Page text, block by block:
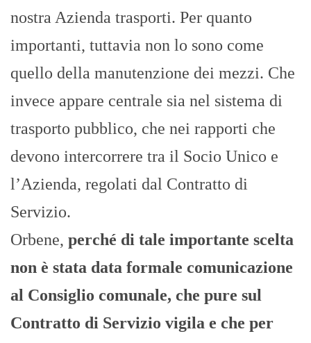
nostra Azienda trasporti. Per quanto
importanti, tuttavia non lo sono come
quello della manutenzione dei mezzi. Che
invece appare centrale sia nel sistema di
trasporto pubblico, che nei rapporti che
devono intercorrere tra il Socio Unico e
l’Azienda, regolati dal Contratto di
Servizio.
Orbene, perché di tale importante scelta
non è stata data formale comunicazione
al Consiglio comunale, che pure sul
Contratto di Servizio vigila e che per